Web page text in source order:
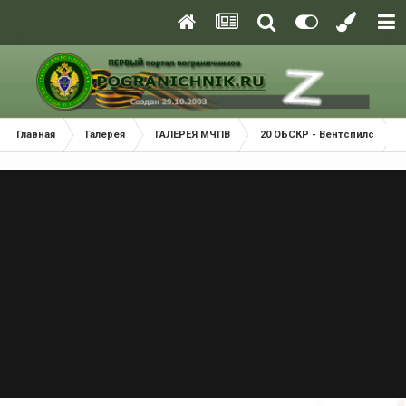
Главная Галерея ГАЛЕРЕЯ МЧПВ 20 ОБСКР - Вентспилс